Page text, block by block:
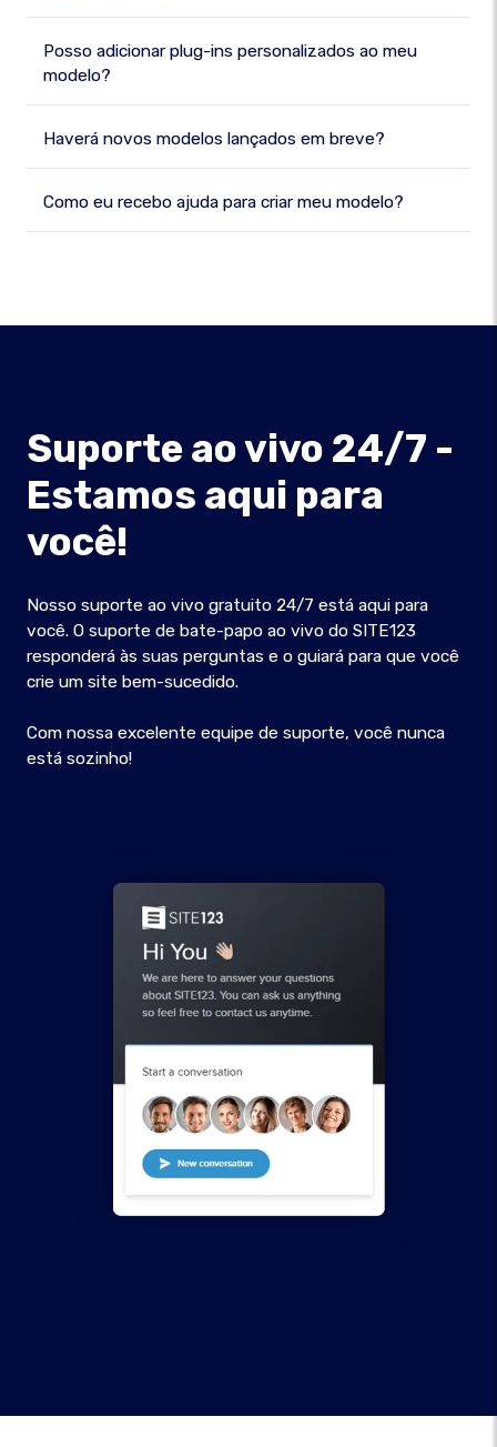
Posso adicionar plug-ins personalizados ao meu
modelo?
Haverá novos modelos lançados em breve?
Como eu recebo ajuda para criar meu modelo?
Suporte ao vivo 24/7 -
Estamos aqui para
você!
Nosso suporte ao vivo gratuito 24/7 está aqui para
você. O suporte de bate-papo ao vivo do SITE123
responderá às suas perguntas e o guiará para que você
crie um site bem-sucedido.
Com nossa excelente equipe de suporte, você nunca
está sozinho!